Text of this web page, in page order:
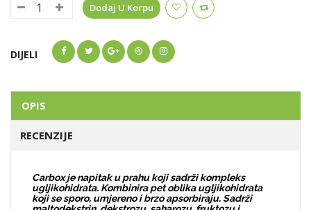
Dodaj U Korpu
DIJELI
OPIS
RECENZIJE
Carbox je napitak u prahu koji sadrži kompleks
ugljikohidrata. Kombinira pet oblika ugljikohidrata
koji se sporo, umjereno i brzo apsorbiraju. Sadrži